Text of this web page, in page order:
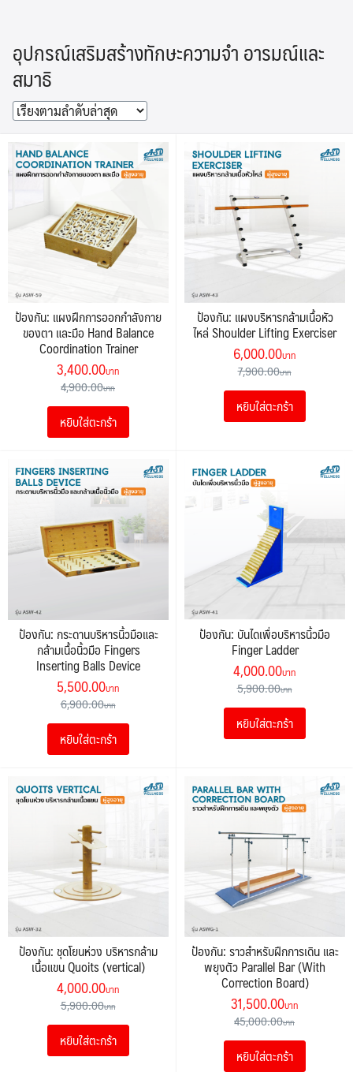
content
อุปกรณ์เสริมสร้างทักษะความจำ อารมณ์และ
สมาธิ
ป้องกัน: แผงฝึกการออกกำลังกาย
ของตา และมือ Hand Balance
Coordination Trainer
4,900.00
Original
price
was:
4,900.00฿.
3,400.00
is:
หยิบใส่ตะกร้า
ป้องกัน: แผงบริหารกล้ามเนื้อหัว
ไหล่ Shoulder Lifting Exerciser
7,900.00
Original
price
was:
7,900.00฿.
6,000.00
is:
หยิบใส่ตะกร้า
ป้องกัน: กระดานบริหารนิ้วมือและ
กล้ามเนื้อนิ้วมือ Fingers
Inserting Balls Device
6,900.00
Original
price
was:
6,900.00฿.
5,500.00
is:
หยิบใส่ตะกร้า
ป้องกัน: บันไดเพื่อบริหารนิ้วมือ
Finger Ladder
5,900.00
Original
price
was:
5,900.00฿.
4,000.00
is:
หยิบใส่ตะกร้า
ป้องกัน: ชุดโยนห่วง บริหารกล้าม
เนื้อแขน Quoits (vertical)
5,900.00
Original
price
was:
5,900.00฿.
4,000.00
is:
หยิบใส่ตะกร้า
ป้องกัน: ราวสำหรับฝึกการเดิน และ
พยุงตัว Parallel Bar (With
Correction Board)
45,000.00
Original
price
was:
45,000.00฿.
31,500.00
is:
หยิบใส่ตะกร้า